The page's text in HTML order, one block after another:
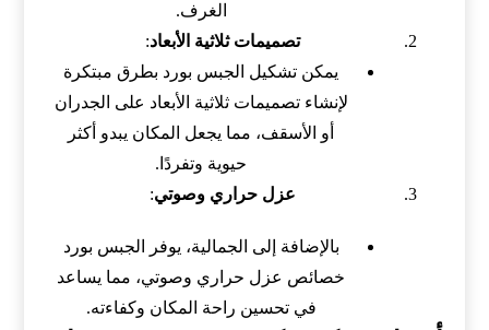
الغرف.
تصميمات ثلاثية الأبعاد:
يمكن تشكيل الجبس بورد بطرق مبتكرة
لإنشاء تصميمات ثلاثية الأبعاد على الجدران
أو الأسقف، مما يجعل المكان يبدو أكثر
حيوية وتفردًا.
عزل حراري وصوتي:
بالإضافة إلى الجمالية، يوفر الجبس بورد
خصائص عزل حراري وصوتي، مما يساعد
في تحسين راحة المكان وكفاءته.